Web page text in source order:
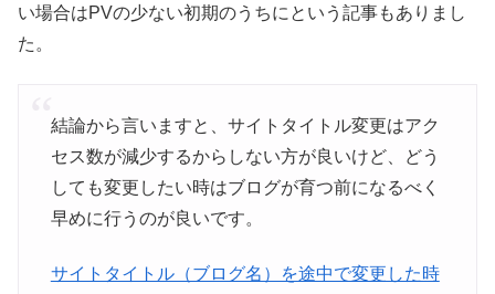
い場合はPVの少ない初期のうちにという記事もありまし
た。
結論から言いますと、サイトタイトル変更はアク
セス数が減少するからしない方が良いけど、どう
しても変更したい時はブログが育つ前になるべく
早めに行うのが良いです。
サイトタイトル（ブログ名）を途中で変更した時